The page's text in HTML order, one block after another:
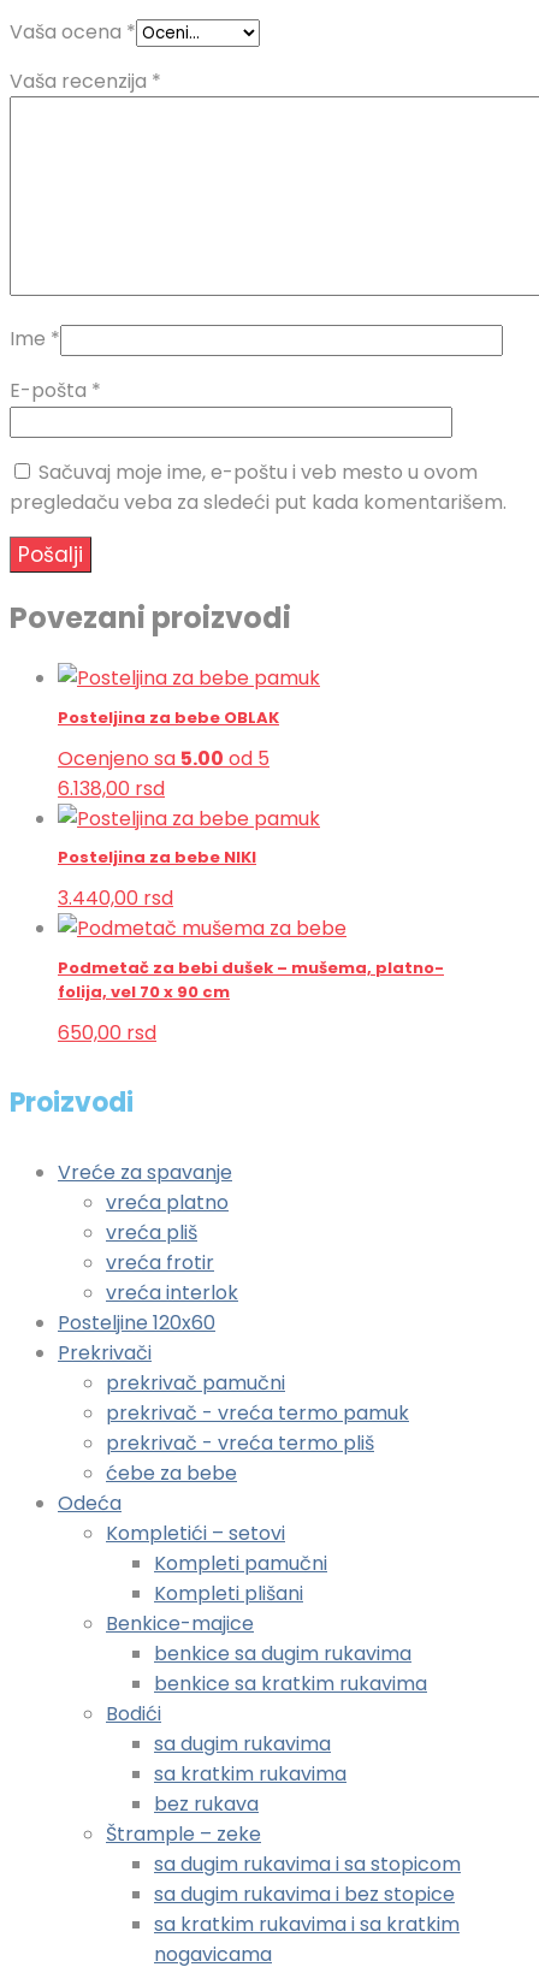
Vaša ocena *
Vaša recenzija *
Ime *
E-pošta *
Sačuvaj moje ime, e-poštu i veb mesto u ovom
pregledaču veba za sledeći put kada komentarišem.
Povezani proizvodi
Posteljina za bebe OBLAK
Ocenjeno sa 5.00 od 5
6.138,00 rsd
Posteljina za bebe NIKI
3.440,00 rsd
Podmetač za bebi dušek – mušema, platno-
folija, vel 70 x 90 cm
650,00 rsd
Proizvodi
Vreće za spavanje
vreća platno
vreća pliš
vreća frotir
vreća interlok
Posteljine 120x60
Prekrivači
prekrivač pamučni
prekrivač - vreća termo pamuk
prekrivač - vreća termo pliš
ćebe za bebe
Odeća
Kompletići – setovi
Kompleti pamučni
Kompleti plišani
Benkice-majice
benkice sa dugim rukavima
benkice sa kratkim rukavima
Bodići
sa dugim rukavima
sa kratkim rukavima
bez rukava
Štrample – zeke
sa dugim rukavima i sa stopicom
sa dugim rukavima i bez stopice
sa kratkim rukavima i sa kratkim
nogavicama